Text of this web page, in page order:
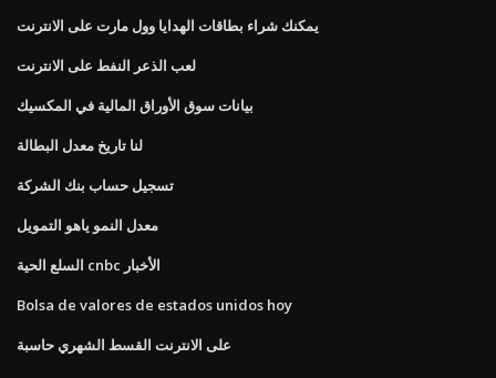
يمكنك شراء بطاقات الهدايا وول مارت على الانترنت
لعب الذعر النفط على الانترنت
بيانات سوق الأوراق المالية في المكسيك
لنا تاريخ معدل البطالة
تسجيل حساب بنك الشركة
معدل النمو ياهو التمويل
السلع الحية cnbc الأخبار
Bolsa de valores de estados unidos hoy
على الانترنت القسط الشهري حاسبة